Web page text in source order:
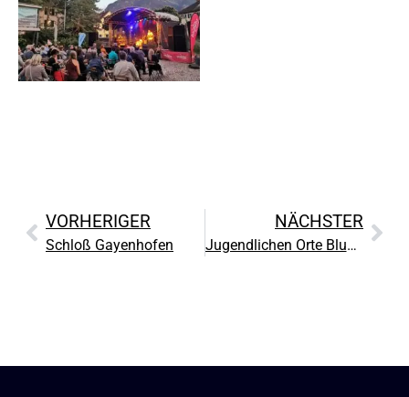
VORHERIGER
Schloß Gayenhofen
NÄCHSTER
Jugendlichen Orte Bludenz